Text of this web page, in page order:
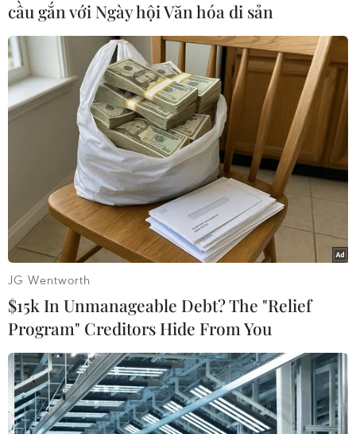
Trung Quốc đáp trả Mỹ về việc hạn chế cơ
quan truyền thông Bắc Kinh
18/03/2020 02:12
Trung Quốc yêu cầu các nhà báo Mỹ làm việc cho New
York Times, Wall Street Journal và Washington Post nộp
lại thẻ tác nghiệp trong 2 tuần và những người này sẽ
không được làm việc tại Trung Quốc.
cầu gắn với Ngày hội Văn hóa di sản
JG Wentworth
$15k In Unmanageable Debt? The "Relief
Program" Creditors Hide From You